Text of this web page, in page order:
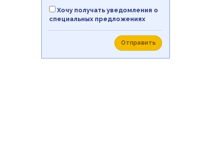
Хочу получать уведомления о
специальных предложениях
Отправить